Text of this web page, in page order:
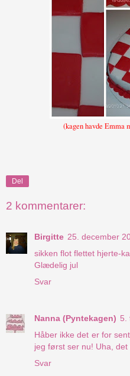
(kagen havde
Del
2 kommentarer:
Birgitte 25. december
sikken flot flettet hjerte-
Glædelig jul
Svar
Nanna (Pyntekagen) 5.
Håber ikke det er for
jeg først ser nu! Uha,
Svar